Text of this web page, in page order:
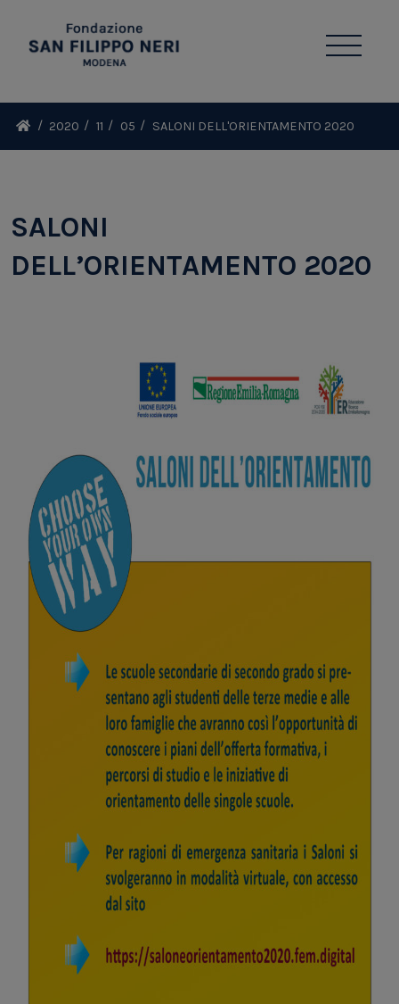
2020 11 05 SALONI DELL'ORIENTAMENTO 2020
SALONI
DELL’ORIENTAMENTO 2020